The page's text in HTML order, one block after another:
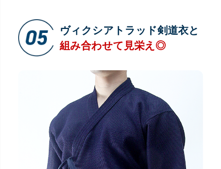
ヴィクシアトラッド剣道衣と
組み合わせて見栄え◎